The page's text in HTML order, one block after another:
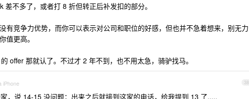
不多了，或者打 8 折但转正后补发扣的部分。
有竞争力优势，而你可以表示对公司和职位的好感，但也并不急着想来，别无力
值更高。
offer 那就认了。不过才 2 年不到，也不用太急，骑驴找马。
38
iPhone
，说 14-15 没问题；出来之后就接到这家的电话，给我提到 13 了.....